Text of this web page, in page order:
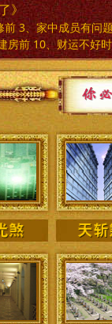
》
3、家中成员有问
房前 10、财运不好